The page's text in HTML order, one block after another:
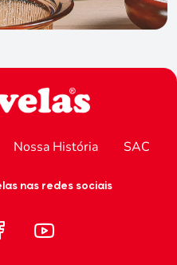
Nossa História SAC
nas redes sociais